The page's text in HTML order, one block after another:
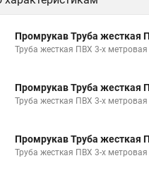
Промрукав Труба жесткая
Труба жесткая ПВХ 3-х
Промрукав Труба жесткая
Труба жесткая ПВХ 3-х
Промрукав Труба жесткая
Труба жесткая ПВХ 3-х